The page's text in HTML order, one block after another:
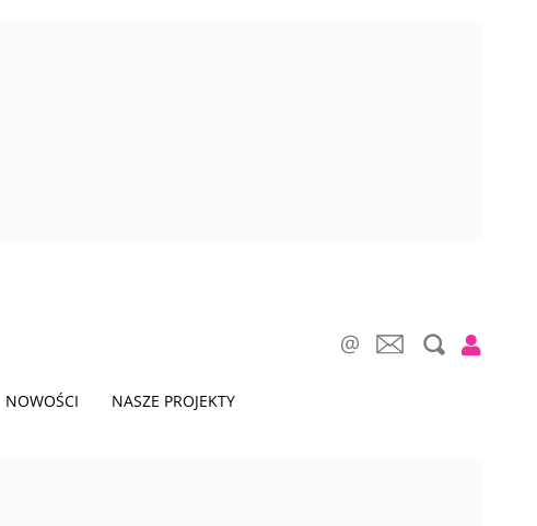
NOWOŚCI NASZE PROJEKTY